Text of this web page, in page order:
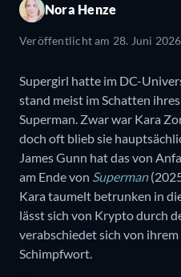
Nora Henze
Veröffentlicht am 28. Juni 2026
Supergirl hatte im DC-
stand meist im Schatten
Superman. Zwar war Kara
doch oft blieb sie
James Gunn hat das von
am Ende von Superman
Kara taumelt betrunken in
lässt sich von Krypto durch
verabschiedet sich von
Schimpfwort.